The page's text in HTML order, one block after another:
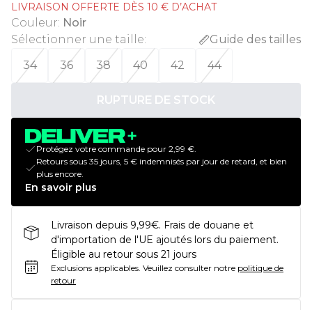
LIVRAISON OFFERTE DÈS 10 € D’ACHAT
Couleur: Noir
Sélectionner une taille:
Guide des tailles
34
36 38 40 42 44
RUPTURE DE STOCK
Protégez votre commande pour 2,99 €.
Retours sous 35 jours, 5 € indemnisés par jour de retard, et bien
plus encore.
En savoir plus
Livraison depuis 9,99€. Frais de douane et
d'importation de l'UE ajoutés lors du paiement.
Éligible au retour sous 21 jours
Exclusions applicables. Veuillez consulter notre politique de
retour